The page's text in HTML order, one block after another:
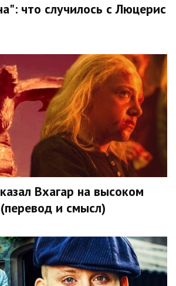
что случилось с Люцерис
Вхагар на высоком
и смысл)